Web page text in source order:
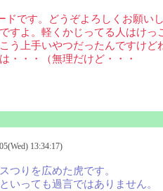
です。どうぞよろしくお願いし
すよ。軽くかじってる人はけ
う上手いやつだったんですけど
・・・（無理だけど・・・
13:34:17)
つりを広めた虎です。
いっても過言ではありません。